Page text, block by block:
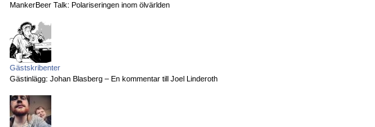
MankerBeer Talk: Polariseringen inom ölvärlden
Gästskribenter
Gästinlägg: Johan Blasberg – En kommentar till Joel Linderoth